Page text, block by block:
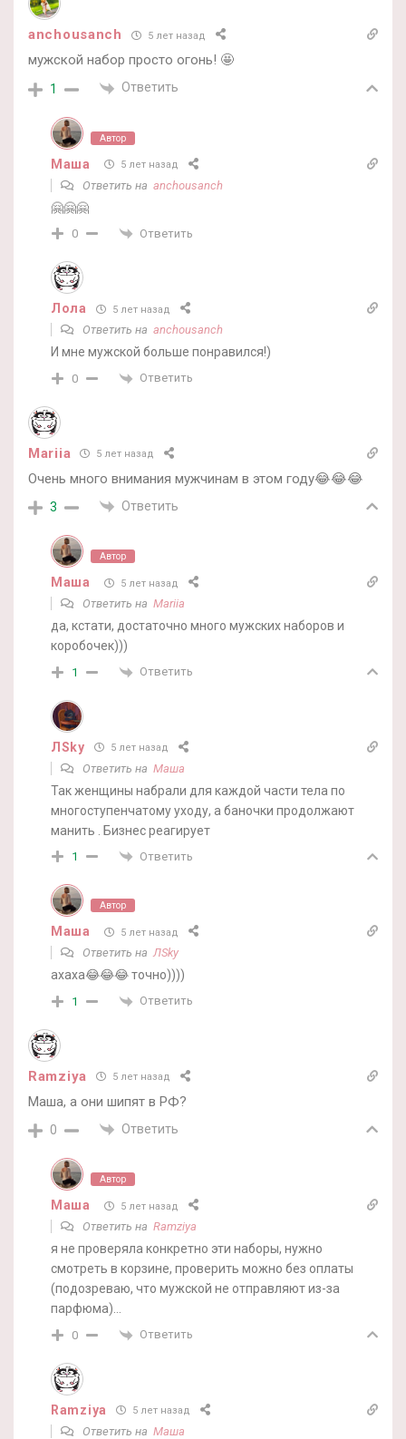
anchousanch 5 лет назад
мужской набор просто огонь! 🤩
1 Ответить
Автор
Маша 5 лет назад
Ответить на anchousanch
🤗🤗🤗
0 Ответить
Лола 5 лет назад
Ответить на anchousanch
И мне мужской больше понравился!)
0 Ответить
Mariia 5 лет назад
Очень много внимания мужчинам в этом году😂😂😂
3 Ответить
Автор
Маша 5 лет назад
Ответить на Mariia
да, кстати, достаточно много мужских наборов и
коробочек)))
1 Ответить
ЛSky 5 лет назад
Ответить на Маша
Так женщины набрали для каждой части тела по
многоступенчатому уходу, а баночки продолжают
манить . Бизнес реагирует
1 Ответить
Автор
Маша 5 лет назад
Ответить наЛSky
ахаха😂😂😂 точно))))
1 Ответить
Ramziya 5 лет назад
Маша, а они шипят в РФ?
0 Ответить
Автор
Маша 5 лет назад
Ответить на Ramziya
я не проверяла конкретно эти наборы, нужно
смотреть в корзине, проверить можно без оплаты
(подозреваю, что мужской не отправляют из-за
парфюма)…
0 Ответить
Ramziya 5 лет назад
Ответить на Маша